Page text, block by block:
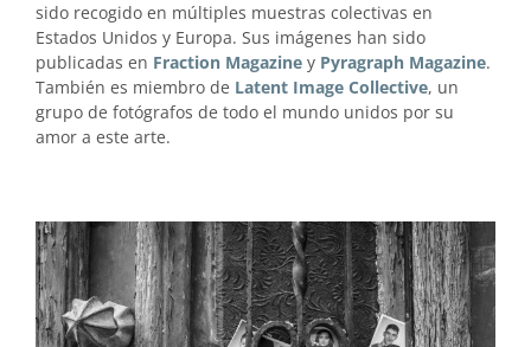
sido recogido en múltiples muestras colectivas en
Estados Unidos y Europa. Sus imágenes han sido
publicadas en Fraction Magazine y Pyragraph Magazine.
También es miembro de Latent Image Collective, un
grupo de fotógrafos de todo el mundo unidos por su
amor a este arte.